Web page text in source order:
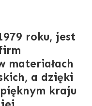
roku, jest
materiałach
a dzięki
kraju